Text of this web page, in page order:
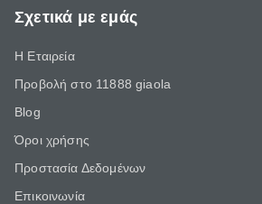
Σχετικά με εμάς
Η Εταιρεία
Προβολή στο 11888 giaola
Blog
Όροι χρήσης
Προστασία Δεδομένων
Επικοινωνία